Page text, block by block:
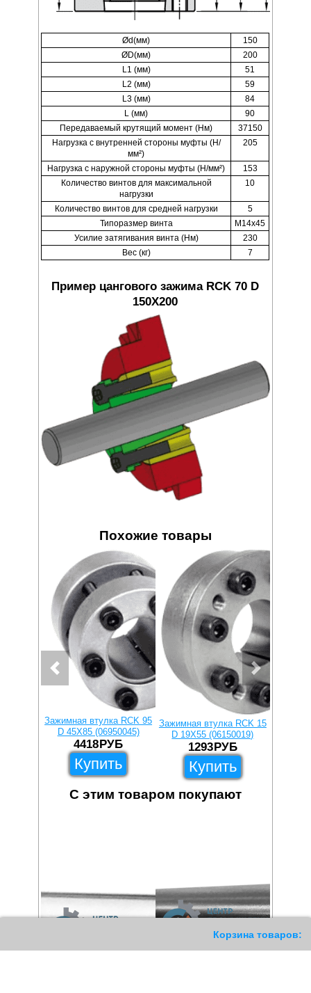
Корзина товаров:
Ød(мм)
150
ØD(мм)
200
L1 (мм)
51
L2 (мм)
59
L3 (мм)
84
L (мм)
90
Передаваемый крутящий момент (Нм)
37150
Нагрузка с внутренней стороны муфты (Н/
мм²)
205
Нагрузка с наружной стороны муфты (Н/мм²)
153
Количество винтов для максимальной
нагрузки
10
Количество винтов для средней нагрузки
5
Типоразмер винта
M14x45
Усилие затягивания винта (Нм)
230
Вес (кг)
7
Пример цангового зажима RCK 70 D
150X200
Похожие товары
Зажимная втулка RCK 95
D 45X85 (06950045)
4418РУБ
Купить
Зажимная втулка RCK 15
D 19X55 (06150019)
1293РУБ
Купить
С этим товаром покупают